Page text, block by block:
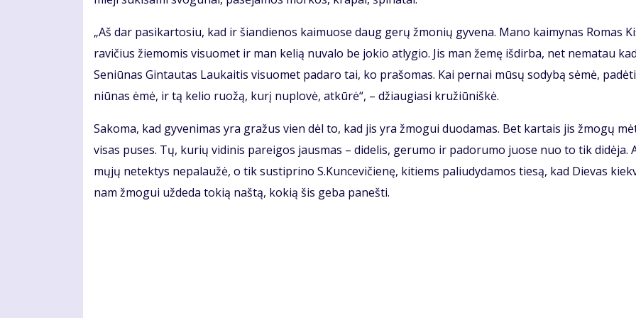
„Aš dar pa­si­kar­to­siu, kad ir šian­die­nos kai­muo­se daug ge­rų žmo­nių gy­ve­na. Ma­no kai­my­nas Ro­mas
ra­vi­čius žie­mo­mis vi­suo­met ir man ke­lią nu­va­lo be jo­kio at­ly­gio. Jis man že­mę iš­dir­ba, net ne­ma­tau
Se­niū­nas Gin­tau­tas Lau­kai­tis vi­suo­met pa­da­ro tai, ko pra­šo­mas. Kai per­nai mū­sų so­dy­bą sė­mė,
niū­nas ėmė, ir tą ke­lio ruo­žą, ku­rį nu­plo­vė, at­kū­rė“, – džiau­gia­si kru­žiū­niš­kė.
Sa­ko­ma, kad gy­ve­ni­mas yra gra­žus vien dėl to, kad jis yra žmo­gui duo­da­mas. Bet kar­tais jis žmo­gų
vi­sas pu­ses. Tų, ku­rių vi­di­nis pa­rei­gos jaus­mas – di­de­lis, ge­ru­mo ir pa­do­ru­mo juo­se nuo to tik di­dė­ja.
mų­jų ne­tek­tys ne­pa­lau­žė, o tik su­stip­ri­no S.Kun­ce­vi­čie­nę, ki­tiems pa­liu­dy­da­mos tie­są, kad Die­vas
nam žmo­gui už­de­da to­kią naš­tą, ko­kią šis ge­ba pa­neš­ti.